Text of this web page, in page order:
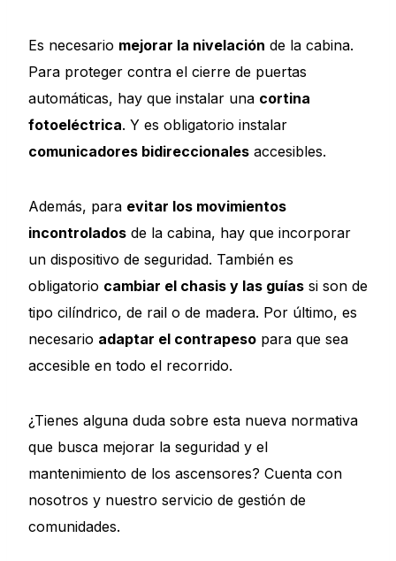
Es necesario mejorar la nivelación de la cabina.
Para proteger contra el cierre de puertas
automáticas, hay que instalar una cortina
fotoeléctrica. Y es obligatorio instalar
comunicadores bidireccionales accesibles.
Además, para evitar los movimientos
incontrolados de la cabina, hay que incorporar
un dispositivo de seguridad. También es
obligatorio cambiar el chasis y las guías si son de
tipo cilíndrico, de rail o de madera. Por último, es
necesario adaptar el contrapeso para que sea
accesible en todo el recorrido.
¿Tienes alguna duda sobre esta nueva normativa
que busca mejorar la seguridad y el
mantenimiento de los ascensores? Cuenta con
nosotros y nuestro servicio de gestión de
comunidades.